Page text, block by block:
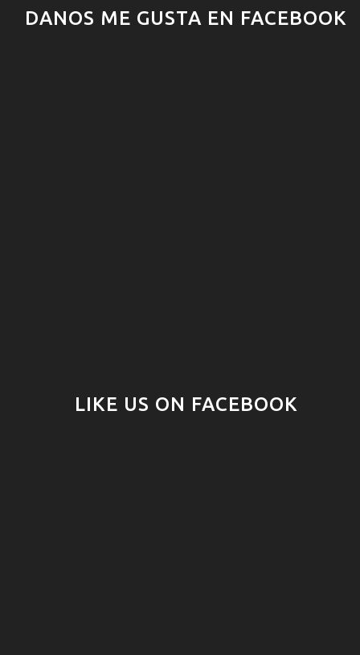
DANOS ME GUSTA EN FACEBOOK
LIKE US ON FACEBOOK